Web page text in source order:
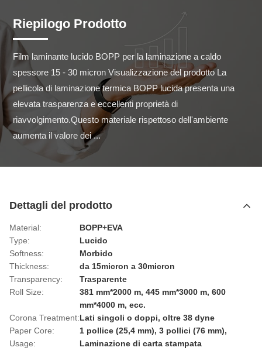
Riepilogo Prodotto
Film laminante lucido BOPP per la laminazione a caldo
spessore 15 - 30 micron Visualizzazione del prodotto La
pellicola di laminazione termica BOPP lucida presenta una
elevata trasparenza e eccellenti proprietà di
riavvolgimento.Questo materiale rispettoso dell'ambiente
aumenta il valore dei ...
Dettagli del prodotto
Material:
BOPP+EVA
Type:
Lucido
Softness:
Morbido
Thickness:
da 15micron a 30micron
Transparency:
Trasparente
Roll Size:
381 mm*2000 m, 445 mm*3000 m, 600
mm*4000 m, ecc.
Corona Treatment:Lati singoli o doppi, oltre 38 dyne
Paper Core:
1 pollice (25,4 mm), 3 pollici (76 mm),
Usage:
Laminazione di carta stampata